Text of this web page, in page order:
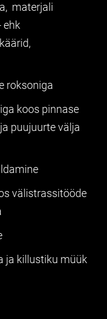
materjali
ehk
roksoniga
koos pinnase
puujuurte välja
välistrassitööde
ja killustiku müük